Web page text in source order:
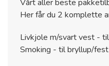
Vårt aller beste
Her får du 2 komplette
Livkjole m/svart vest -
Smoking - til bryllup/fest